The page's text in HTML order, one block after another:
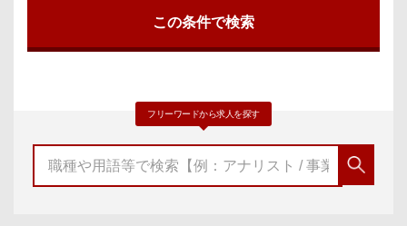
フリーワードから求人を探す